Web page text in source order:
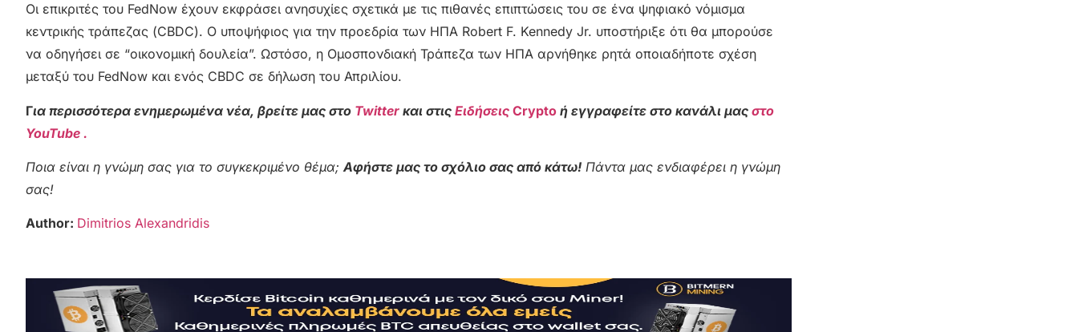
Οι επικριτές του FedNow έχουν εκφράσει ανησυχίες σχετικά με τις πιθανές επιπτώσεις του σε ένα ψηφιακό νόμισμα
κεντρικής τράπεζας (CBDC). Ο υποψήφιος για την προεδρία των ΗΠΑ Robert F. Kennedy Jr. υποστήριξε ότι θα μπορούσε
να οδηγήσει σε “οικονομική δουλεία”. Ωστόσο, η Ομοσπονδιακή Τράπεζα των ΗΠΑ αρνήθηκε ρητά οποιαδήποτε σχέση
μεταξύ του FedNow και ενός CBDC σε δήλωση του Απριλίου.
Για περισσότερα ενημερωμένα νέα, βρείτε μας στο Twitter και στις Ειδήσεις Crypto ή εγγραφείτε στο κανάλι μας στο
YouTube .
Ποια είναι η γνώμη σας για το συγκεκριμένο θέμα;Αφήστε μας το σχόλιο σας από κάτω! Πάντα μας ενδιαφέρει η γνώμη
σας!
Author: Dimitrios Alexandridis